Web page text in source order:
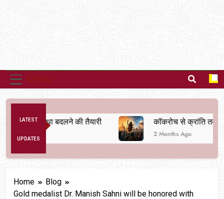
LATEST
UPDATES
व्यवस्था बदलने की तैयारी कॉकरोच से क्रांति तक
2 Months Ago
Home
Blog
Gold medalist Dr. Manish Sahni will be honored with